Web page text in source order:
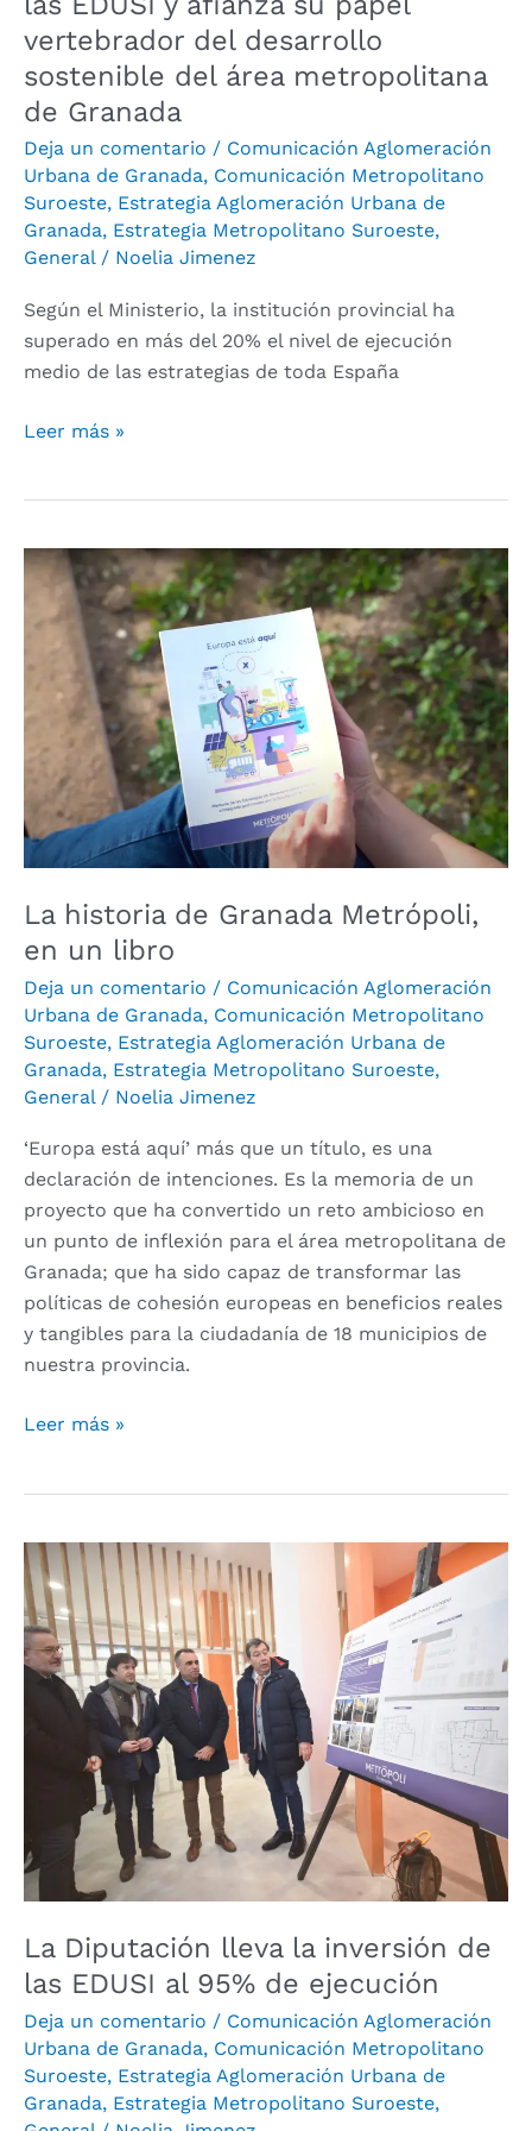
vertebrador del desarrollo
sostenible del área metropolitana
de Granada
Deja un comentario / Comunicación Aglomeración
Urbana de Granada, Comunicación Metropolitano
Suroeste, Estrategia Aglomeración Urbana de
Granada, Estrategia Metropolitano Suroeste,
General/ Noelia Jimenez
Según el Ministerio, la institución provincial ha
superado en más del 20% el nivel de ejecución
medio de las estrategias de toda España
desarrollo
sostenible
del
área
metropolitana
de
Granada
Leer más »
La historia de Granada Metrópoli,
en un libro
Deja un comentario / Comunicación Aglomeración
Urbana de Granada, Comunicación Metropolitano
Suroeste, Estrategia Aglomeración Urbana de
Granada, Estrategia Metropolitano Suroeste,
General/ Noelia Jimenez
‘Europa está aquí’ más que un título, es una
declaración de intenciones. Es la memoria de un
proyecto que ha convertido un reto ambicioso en
un punto de inflexión para el área metropolitana de
Granada; que ha sido capaz de transformar las
políticas de cohesión europeas en beneficios reales
y tangibles para la ciudadanía de 18 municipios de
nuestra provincia.
La
historia
de
Granada
Metrópoli,
en
un
libro
Leer más »
La Diputación lleva la inversión de
las EDUSI al 95% de ejecución
Deja un comentario / Comunicación Aglomeración
Urbana de Granada, Comunicación Metropolitano
Suroeste, Estrategia Aglomeración Urbana de
Granada, Estrategia Metropolitano Suroeste,
La
Diputación
lleva
la
inversión
de
ejecución